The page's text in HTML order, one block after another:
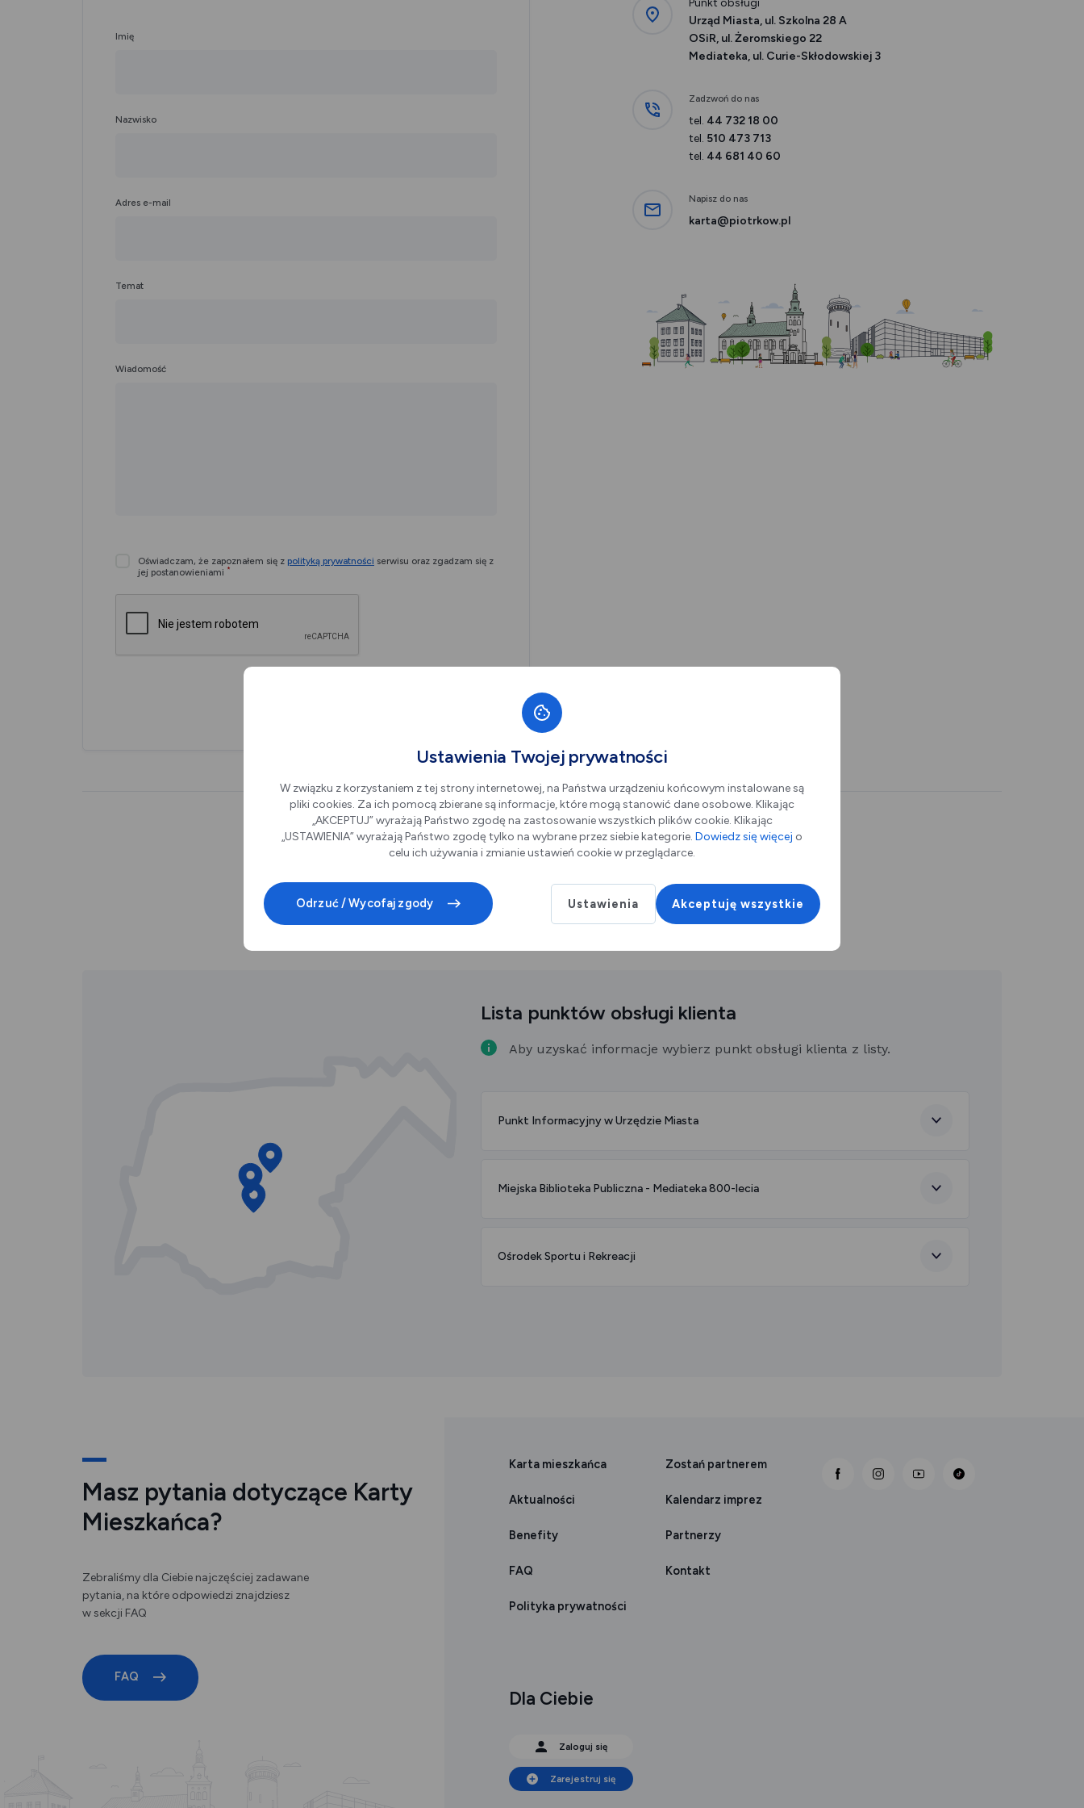
Twoje
Imię
Nazwisko
Adres e-mail
Zawartość
Temat
Wiadomość
zgody
Oświadczam, że zapoznałem się z polityką prywatności serwisu oraz zgadzam się z
jej postanowieniami *
Punkt obsługi
Urząd Miasta, ul. Szkolna 28 A
OSiR, ul. Żeromskiego 22
Mediateka, ul. Curie-Skłodowskiej 3
Zadzwoń do nas
tel. 44 732 18 00
tel. 510 473 713
tel. 44 681 40 60
Napisz do nas
karta@piotrkow.pl
Punkty Obsługi Klienta
Lista punktów obsługi klienta
Aby uzyskać informacje wybierz punkt obsługi klienta z listy.
Punkt Informacyjny w Urzędzie Miasta
Miejska Biblioteka Publiczna - Mediateka 800-lecia
Ośrodek Sportu i Rekreacji
Masz pytania dotyczące Karty
Mieszkańca?
Zebraliśmy dla Ciebie najczęściej zadawane
pytania, na które odpowiedzi znajdziesz
w sekcji FAQ
FAQ
Karta mieszkańca Zostań partnerem
Aktualności Kalendarz imprez
Benefity Partnerzy
FAQ Kontakt
Polityka prywatności
link otwiera się nowej karcie
link otwiera się nowej karcie
link otwiera się nowej karcie
Dla Ciebie
Zaloguj się
Zarejestruj się
Ustawienia Twojej prywatności
W związku z korzystaniem z tej strony internetowej, na Państwa urządzeniu końcowym instalowane są
pliki cookies. Za ich pomocą zbierane są informacje, które mogą stanowić dane osobowe. Klikając
„AKCEPTUJ” wyrażają Państwo zgodę na zastosowanie wszystkich plików cookie. Klikając
„USTAWIENIA” wyrażają Państwo zgodę tylko na wybrane przez siebie kategorie. Dowiedz się więcej o
celu ich używania i zmianie ustawień cookie w przeglądarce.
Odrzuć / Wycofaj zgody Ustawienia Akceptuję wszystkie